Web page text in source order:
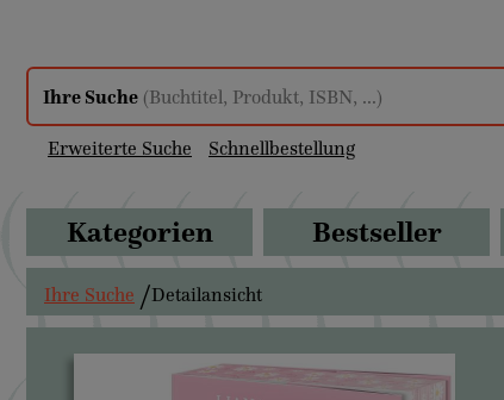
Ihre Suche (Buchtitel, Produkt, ISBN, ...)
Erweiterte Suche Schnellbestellung
Kategorien Bestseller
Ihre Suche Detailansicht